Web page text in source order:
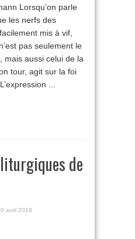
Lorsqu’on parle
les nerfs des
mis à vif,
pas seulement le
mais aussi celui de la
tour, agit sur la foi
...
de
avril 2018